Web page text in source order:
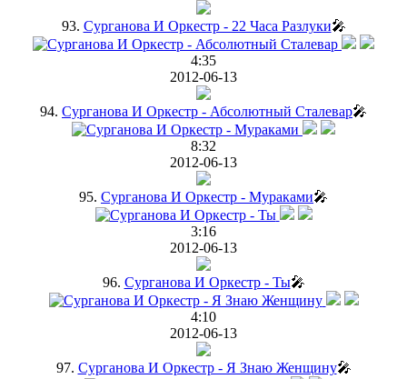
93. Сурганова И Оркестр - 22 Часа Разлуки🎤
4:35
2012-06-13
94. Сурганова И Оркестр - Абсолютный Сталевар🎤
8:32
2012-06-13
95. Сурганова И Оркестр - Мураками🎤
3:16
2012-06-13
96. Сурганова И Оркестр - Ты🎤
4:10
2012-06-13
97. Сурганова И Оркестр - Я Знаю Женщину🎤